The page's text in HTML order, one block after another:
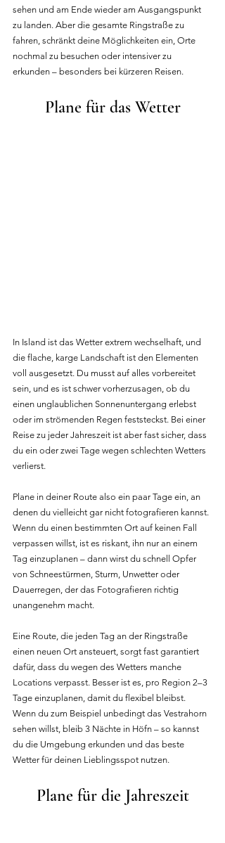
sehen und am Ende wieder am Ausgangspunkt
zu landen. Aber die gesamte Ringstraße zu
fahren, schränkt deine Möglichkeiten ein, Orte
nochmal zu besuchen oder intensiver zu
erkunden – besonders bei kürzeren Reisen.
Plane für das Wetter
In Island ist das Wetter extrem wechselhaft, und
die flache, karge Landschaft ist den Elementen
voll ausgesetzt. Du musst auf alles vorbereitet
sein, und es ist schwer vorherzusagen, ob du
einen unglaublichen Sonnenuntergang erlebst
oder im strömenden Regen feststeckst. Bei einer
Reise zu jeder Jahreszeit ist aber fast sicher, dass
du ein oder zwei Tage wegen schlechten Wetters
verlierst.
Plane in deiner Route also ein paar Tage ein, an
denen du vielleicht gar nicht fotografieren kannst.
Wenn du einen bestimmten Ort auf keinen Fall
verpassen willst, ist es riskant, ihn nur an einem
Tag einzuplanen – dann wirst du schnell Opfer
von Schneestürmen, Sturm, Unwetter oder
Dauerregen, der das Fotografieren richtig
unangenehm macht.
Eine Route, die jeden Tag an der Ringstraße
einen neuen Ort ansteuert, sorgt fast garantiert
dafür, dass du wegen des Wetters manche
Locations verpasst. Besser ist es, pro Region 2–3
Tage einzuplanen, damit du flexibel bleibst.
Wenn du zum Beispiel unbedingt das Vestrahorn
sehen willst, bleib 3 Nächte in Höfn – so kannst
du die Umgebung erkunden und das beste
Wetter für deinen Lieblingsspot nutzen.
Plane für die Jahreszeit